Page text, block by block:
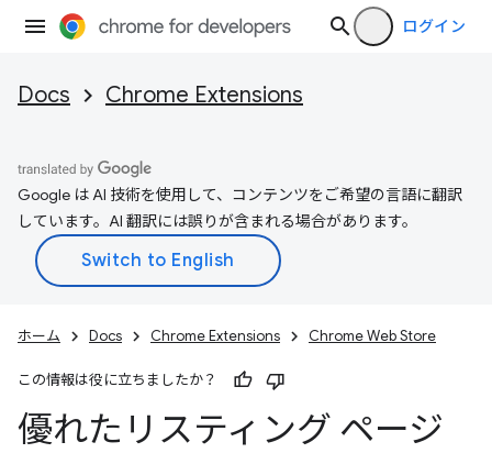
ログイン
Docs Chrome Extensions
Google は AI 技術を使用して、コンテンツをご希望の言語に翻訳
しています。AI 翻訳には誤りが含まれる場合があります。
ホーム Docs Chrome Extensions Chrome Web Store
この情報は役に立ちましたか？
優れたリスティング ページ